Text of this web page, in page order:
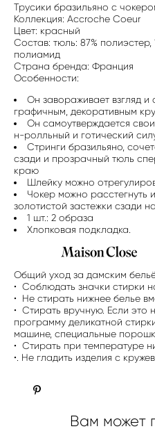
Трусики бразильяно с
Коллекция: Accroche Coeur
Цвет: красный
Состав: тюль: 87% полиэстер,
полиамид
Страна бренда: Франция
Особенности:
Он завораживает взгляд и
графичным, декоративным
Он самоутверждается
н-ролльный и готический
Стринги бразильяно,
сзади и прозрачный тюль
краю
Шлейку можно
Чокер можно расстегнуть
золотистой застежки сзади
1 шт.: 2 образа
Хлопковая подкладка.
Общий уход за дамским
• Соблюдать значки стирки
• Не стирать нижнее белье
• Стирать вручную. Если это
программу деликатной
машине, специальные
• Стирать при температуре
•. Не гладить изделия с
Вам может